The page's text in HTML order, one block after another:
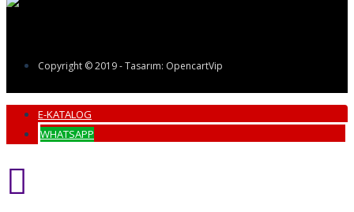
Copyright © 2019 - Tasarım: OpencartVip
E-KATALOG
WHATSAPP